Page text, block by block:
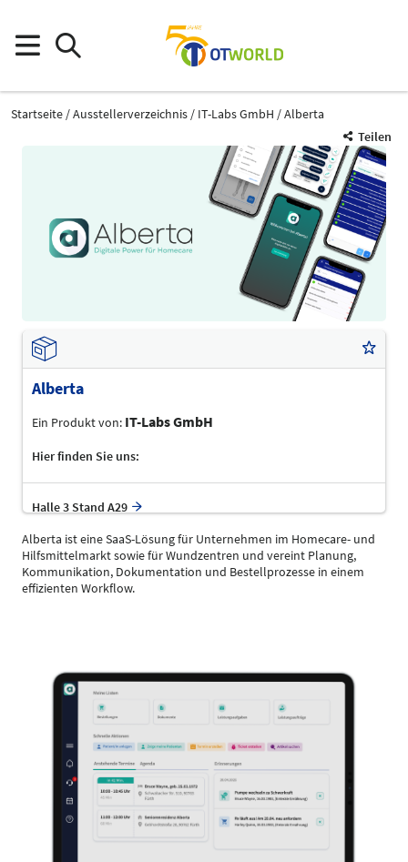
Startseite Ausstellerverzeichnis IT-Labs GmbH
Alberta
Teilen
Alberta
Ein Produkt von: IT-Labs GmbH
Hier finden Sie uns:
Halle 3 Stand A29
Alberta ist eine SaaS-Lösung für Unternehmen im Homecare- und
Hilfsmittelmarkt sowie für Wundzentren und vereint Planung,
Kommunikation, Dokumentation und Bestellprozesse in einem
effizienten Workflow.